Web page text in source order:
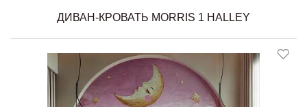
ДИВАН-КРОВАТЬ MORRIS 1 HALLEY